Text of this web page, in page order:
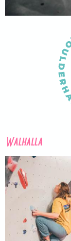
Walhalla